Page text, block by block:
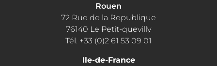
Rouen
72 Rue de la Republique
76140 Le Petit-quevilly
Tél. +33 (0)2 61 53 09 01
Ile-de-France